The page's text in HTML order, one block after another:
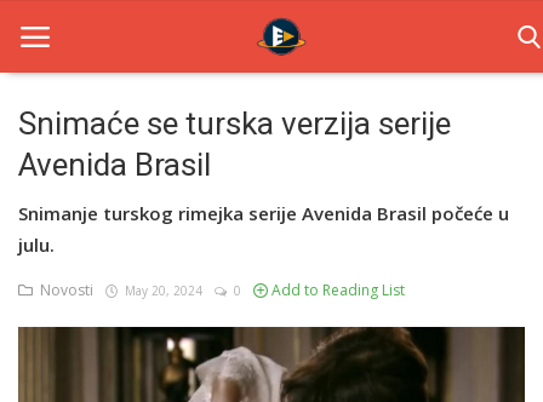
Home
Novosti
Filmovi
Snimaće se turska verzija serije
Avenida Brasil
Snimanje turskog rimejka serije Avenida Brasil počeće u
julu.
Novosti May 20, 2024 0 Add to Reading List